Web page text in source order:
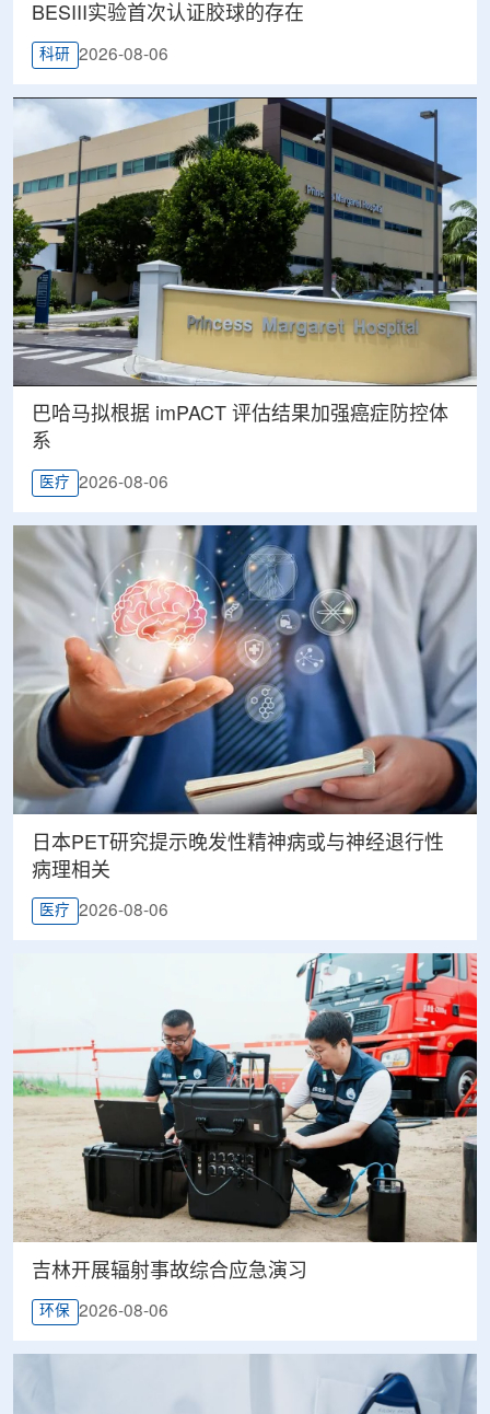
BESIII实验首次认证胶球的存在
科研 2026-08-06
巴哈马拟根据 imPACT 评估结果加强癌症防控体
系
医疗 2026-08-06
日本PET研究提示晚发性精神病或与神经退行性
病理相关
医疗 2026-08-06
吉林开展辐射事故综合应急演习
环保 2026-08-06